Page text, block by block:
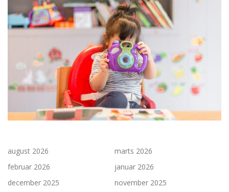
august 2026
marts 2026
februar 2026
januar 2026
december 2025
november 2025